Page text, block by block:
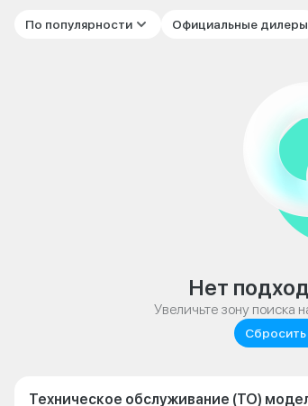
По популярности Официальные дилеры
Нет
Увеличьте зону поиска
Техническое обслуживание (ТО)